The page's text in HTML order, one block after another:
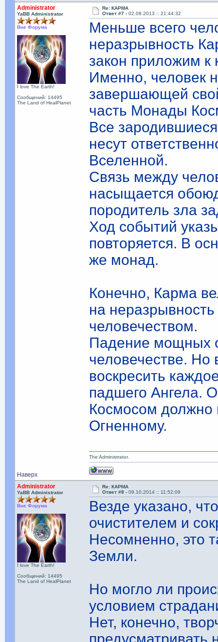
Administrator
YaBB Administrator
Вне Форума
I love The Earth!
Сообщений: 14495
The Land of HealPlanet
Re: КАРМА
Ответ #7 -02.08.2013 :: 21:44:32
Меньше всего
неразрывность
закон приложим
Именно, человек
завершающей
часть Монады
Все
несут
Вселенной.
Связь между
насыщается
породитель зла
Ход событий
повторяется. В
же монад.
Конечно, Карма
на
человечеством.
Падение мощных
человечестве. Но
воскресить
падшего Ангела.
Космосом должно
Огненному.
Наверх
The Administrator.
Administrator
YaBB Administrator
Вне Форума
I love The Earth!
Сообщений: 14495
The Land of HealPlanet
Re: КАРМА
Ответ #8 -09.10.2014 :: 11:52:09
Везде указано,
очистителем и
Несомненно, это
Земли.
Но могло ли
условием
Нет, конечно,